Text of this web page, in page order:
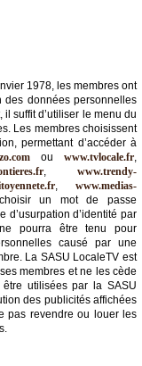
1978, les membres ont
des données personnelles
suffit d’utiliser le menu du
Les membres choisissent
permettant d’accéder à
ouwww.tvlocale.fr
, www.trendy-
www.medias-
un mot de passe
d’usurpation d’identité par
pourra être tenu pour
causé par une
La SASU LocaleTV est
membres et ne les cède
utilisées par la SASU
des publicités affichées
pas revendre ou louer les